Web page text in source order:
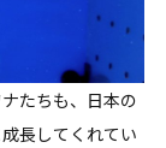
たちも、日本の
長してくれてい